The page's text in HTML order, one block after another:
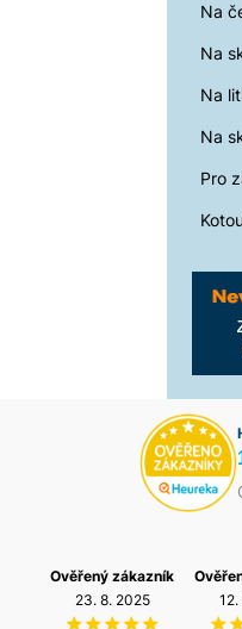
Na
Na
Na
Na
Pro
Ověřený zákazník
23. 8. 2025
Jakub Škrha
6. 8. 2026